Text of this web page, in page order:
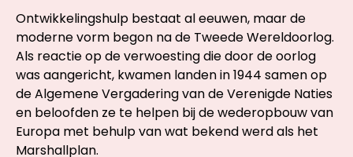
Ontwikkelingshulp bestaat al eeuwen, maar de
moderne vorm begon na de Tweede Wereldoorlog.
Als reactie op de verwoesting die door de oorlog
was aangericht, kwamen landen in 1944 samen op
de Algemene Vergadering van de Verenigde Naties
en beloofden ze te helpen bij de wederopbouw van
Europa met behulp van wat bekend werd als het
Marshallplan.